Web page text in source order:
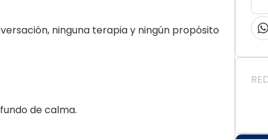
ninguna terapia y ningún propósito
de calma.